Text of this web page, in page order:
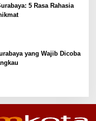
5 Rasa Rahasia
yang Wajib Dicoba